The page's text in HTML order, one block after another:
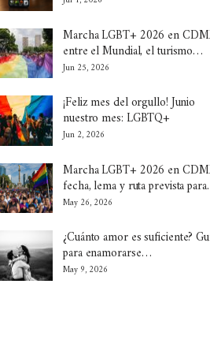
Marcha LGBT+ 2026 en
entre el Mundial, el turismo…
Jun 25, 2026
¡Feliz mes del orgullo! Junio
nuestro mes: LGBTQ+
Jun 2, 2026
Marcha LGBT+ 2026 en
fecha, lema y ruta prevista
May 26, 2026
¿Cuánto amor es suficiente?
para enamorarse…
May 9, 2026